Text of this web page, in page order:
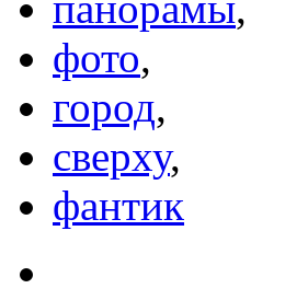
фото,
город,
сверху,
фантик